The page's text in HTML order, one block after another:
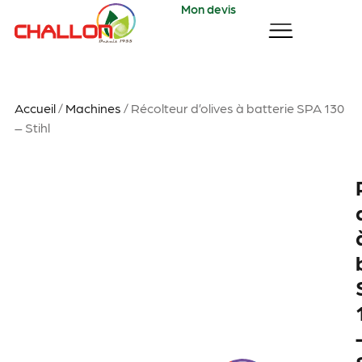
Mon devis
Accueil/ Machines / Récolteur d’olives à batterie SPA 130
– Stihl